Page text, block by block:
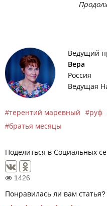
Ведущий
Вера
Россия
Ведущая
терентий маревный руф
братья месяцы
Поделиться в Социальных
1426
Понравилась ли вам статья?